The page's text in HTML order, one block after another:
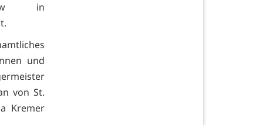
in
und
von St.
Kremer